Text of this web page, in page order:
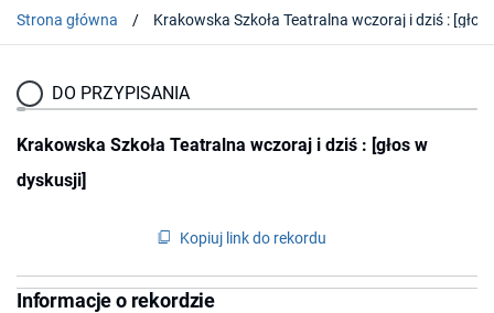
Strona główna
DO PRZYPISANIA
Krakowska Szkoła Teatralna wczoraj i dziś : [głos w
dyskusji]
Kopiuj link do rekordu
Informacje o rekordzie